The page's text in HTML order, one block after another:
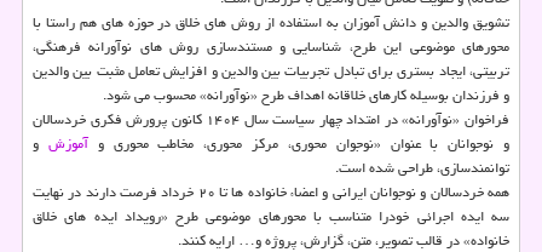
تشویق والدین و دانش آموزان به استفاده از روش های خلاق در حوزه های هم راستا با
محورهای موضوعی این طرح، شناسایی و مستندسازی روش های نوآورانه فرهنگی،
تربیتی، ایجاد بستری برای تبادل تجربیات بین والدین و افزایش تعامل مثبت بین والدین
و فرزندان بوسیله کارهای خلاقانه اهداف طرح «نوآورانه» محسوب می شود.
فراخوان «نوآورانه» در امتداد چهار سیاست سال ۱۴۰۴ کانون پرورش فکری خردسالان
و نوجوانان با عنوان «نوجوان محوری، مرکز محوری، مخاطب محوری وآموزش و
توانمندسازی، طراحی شده است.
همه خردسالان و نوجوانان ایرانی و اعضاء خانواده ها تا ۲۰ خرداد فرصت دارند در نهایت
سه ایده اجرائی خودرا متناسب با محورهای موضوعی طرح «رویداد ایده های خلاق
خانواده» در قالب تصویر، متن، گزارش، پروژه و… ارایه کنند.